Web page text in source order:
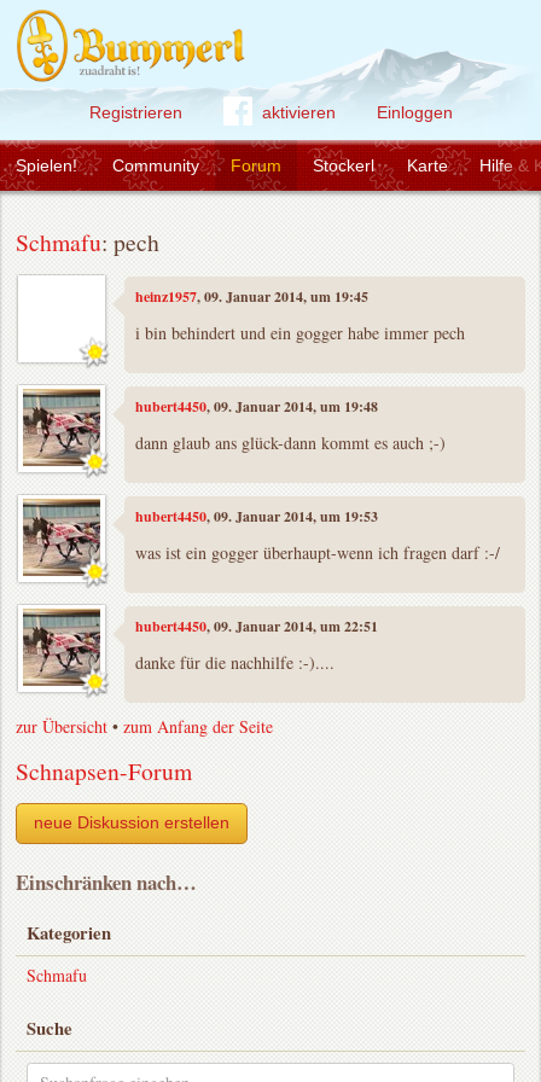
Registrieren aktivieren Einloggen
Community Forum Stockerl Karte Hilfe &
Spielen!
Schmafu: pech
heinz1957, 09. Januar 2014, um 19:45
i bin behindert und ein gogger habe immer pech
hubert4450, 09. Januar 2014, um 19:48
dann glaub ans glück-dann kommt es auch ;-)
hubert4450, 09. Januar 2014, um 19:53
was ist ein gogger überhaupt-wenn ich fragen darf :-/
hubert4450, 09. Januar 2014, um 22:51
danke für die nachhilfe :-)....
zur Übersicht •zum Anfang der Seite
Schnapsen-Forum
neue Diskussion erstellen
Einschränken nach…
Kategorien
Schmafu
Suche